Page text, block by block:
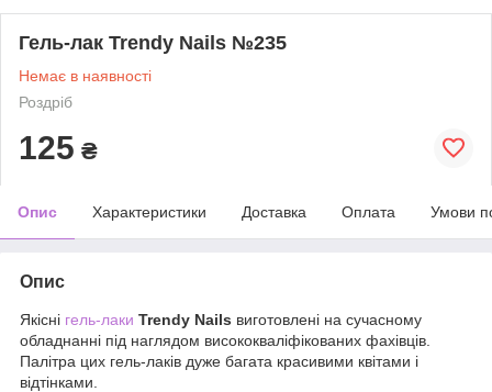
Гель-лак Trendy Nails №235
Немає в наявності
Роздріб
125 ₴
Опис Характеристики Доставка Оплата Умови
Опис
Якісні гель-лаки Trendy Nails виготовлені на сучасному
обладнанні під наглядом висококваліфікованих фахівців.
Палітра цих гель-лаків дуже багата красивими квітами і
відтінками.